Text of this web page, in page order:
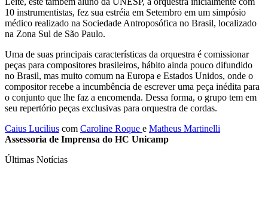
10 instrumentistas, fez sua estréia em Setembro em um simpósio
médico realizado na Sociedade Antroposófica no Brasil, localizado
na Zona Sul de São Paulo.
Uma de suas principais características da orquestra é comissionar
peças para compositores brasileiros, hábito ainda pouco difundido
no Brasil, mas muito comum na Europa e Estados Unidos, onde o
compositor recebe a incumbência de escrever uma peça inédita para
o conjunto que lhe faz a encomenda. Dessa forma, o grupo tem em
seu repertório peças exclusivas para orquestra de cordas.
Caius Lucilius com Caroline Roque e Matheus Martinelli
Assessoria de Imprensa do HC Unicamp
Últimas Notícias